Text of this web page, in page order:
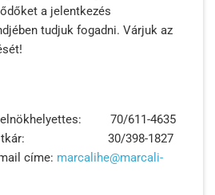
a jelentkezés
tudjuk fogadni. Várjuk az
elnökhelyettes: 70/611-4635
titkár: 30/398-1827
címe: marcalihe@marcali-